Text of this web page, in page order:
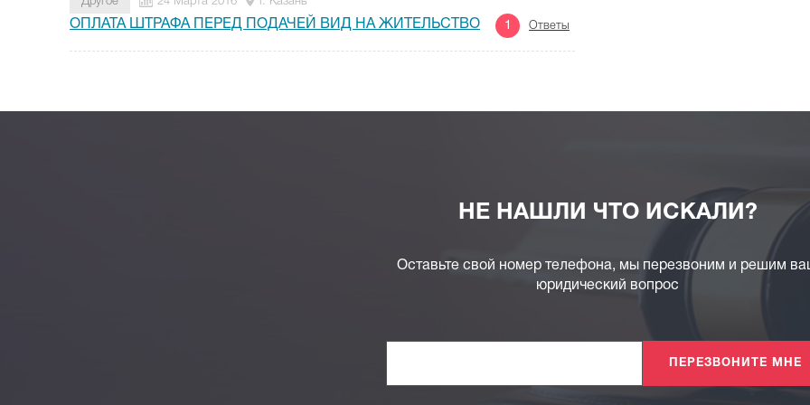
ОПЛАТА ШТРАФА ПЕРЕД ПОДАЧЕЙ ВИД НА ЖИТЕЛЬСТВО 1 Ответы
НЕ НАШЛИ ЧТО ИСКАЛИ?
Оставьте свой номер телефона, мы перезвоним и решим
юридический вопрос
ПЕРЕЗВОНИТЕ МНЕ